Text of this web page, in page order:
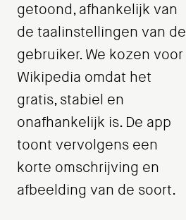
getoond, afhankelijk van
de taalinstellingen van de
gebruiker. We kozen voor
Wikipedia omdat het
gratis, stabiel en
onafhankelijk is. De app
toont vervolgens een
korte omschrijving en
afbeelding van de soort.